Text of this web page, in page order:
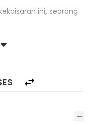
ini, seorang
keadaan
perang, secara alami
bahwa